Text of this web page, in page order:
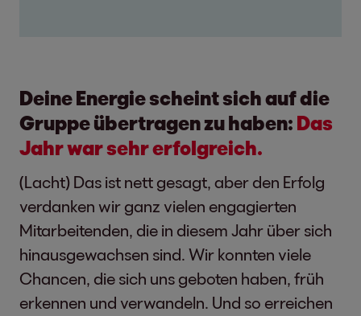
Deine Energie scheint sich auf die
Gruppe übertragen zu haben: Das
Jahr war sehr erfolgreich.
(Lacht) Das ist nett gesagt, aber den Erfolg
verdanken wir ganz vielen engagierten
Mitarbeitenden, die in diesem Jahr über sich
hinausgewachsen sind. Wir konnten viele
Chancen, die sich uns geboten haben, früh
erkennen und verwandeln. Und so erreichen